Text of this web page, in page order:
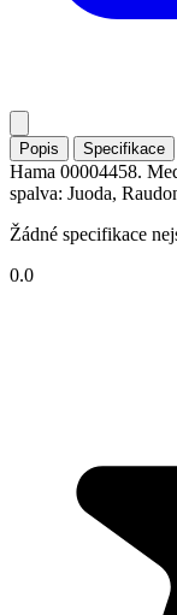
Popis Specifikace
Hama 00004458.
spalva: Juoda,
Žádné specifikace
0.0